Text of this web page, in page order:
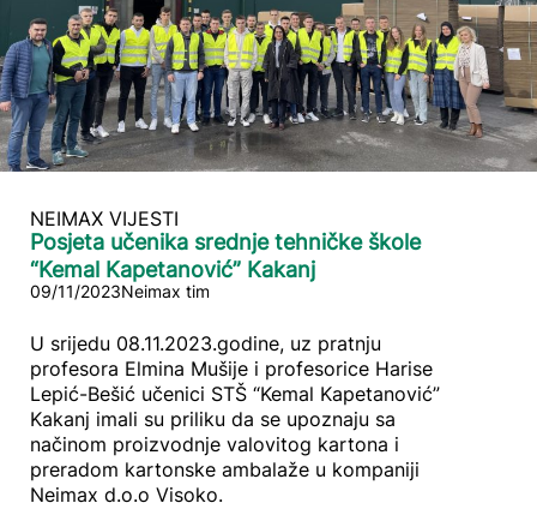
NEIMAX VIJESTI
Posjeta učenika srednje tehničke škole
“Kemal Kapetanović” Kakanj
09/11/2023Neimax tim
U srijedu 08.11.2023.godine, uz pratnju
profesora Elmina Mušije i profesorice Harise
Lepić-Bešić učenici STŠ “Kemal Kapetanović”
Kakanj imali su priliku da se upoznaju sa
načinom proizvodnje valovitog kartona i
preradom kartonske ambalaže u kompaniji
Neimax d.o.o Visoko.